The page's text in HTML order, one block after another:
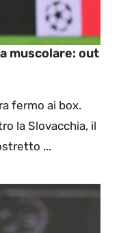
muscolare: out
fermo ai box.
la Slovacchia, il
...